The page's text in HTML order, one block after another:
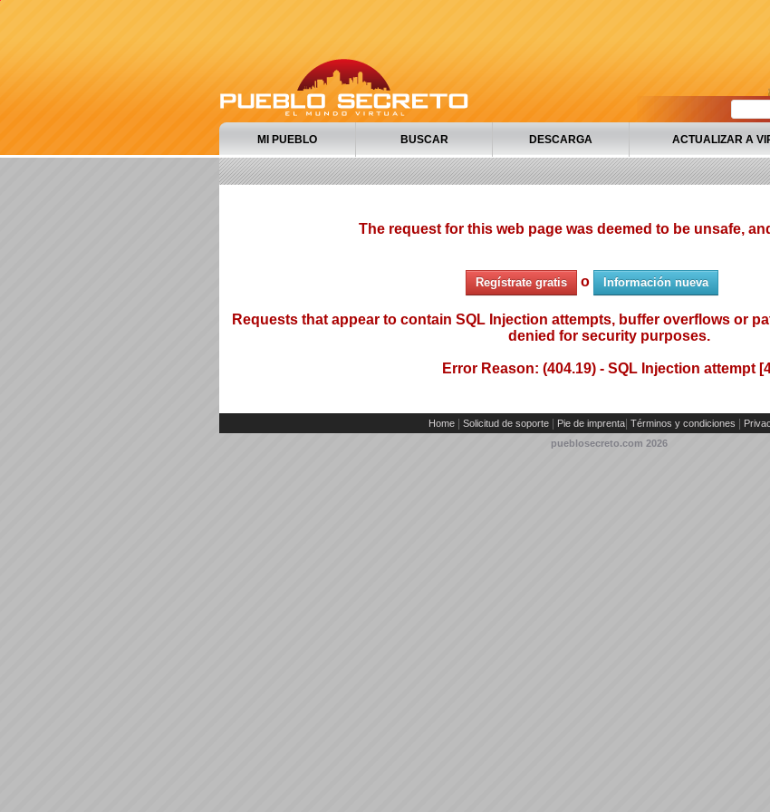
MI PUEBLO BUSCAR DESCARGA ACTUALIZAR A
The request for this web page was deemed to be unsafe,
Regístrate gratis o Información nueva
Requests that appear to contain SQL Injection attempts, buffer overflows or
denied for security purposes.
Error Reason: (404.19) - SQL Injection attempt
Home Solicitud de soporte Pie de imprenta| Términos y condiciones
pueblosecreto.com 2026